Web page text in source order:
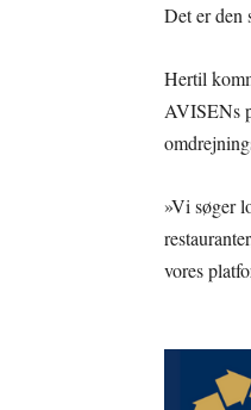
Det er den
Hertil
AVISENs
»Vi søger
vores